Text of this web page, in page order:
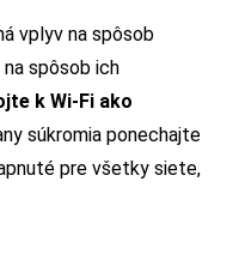
vplyv na spôsob
spôsob ich
k Wi-Fi ako
súkromia ponechajte
pre všetky siete,